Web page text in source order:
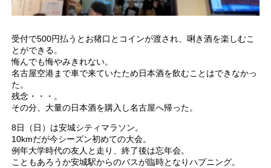
受付で500円払うとお猪口とコインが渡され、唎き酒を楽しむこ
とができる。
悔んでも悔やみきれない。
名古屋空港まで車で来ていたため日本酒を飲むことはできなかっ
た。
残念・・・。
その分、大量の日本酒を購入し名古屋へ帰った。
8日（日）は安城シティマラソン。
10kmだが今シーズン初めての大会。
例年大学時代の友人と走り、終了後は忘年会。
こともあろうか安城駅からのバスが臨時となりハプニング。